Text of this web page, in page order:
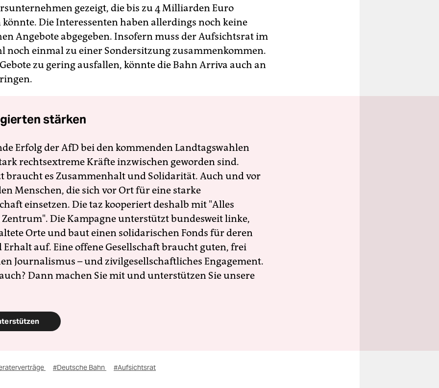
gezeigt, die bis zu 4 Milliarden Euro
Die Interessenten haben allerdings noch keine
Angebote abgegeben. Insofern muss der Aufsichtsrat im
noch einmal zu einer Sondersitzung zusammenkommen.
zu gering ausfallen, könnte die Bahn Arriva auch an
stärken
Erfolg der AfD bei den kommenden Landtagswahlen
rechtsextreme Kräfte inzwischen geworden sind.
braucht es Zusammenhalt und Solidarität. Auch und vor
Menschen, die sich vor Ort für eine starke
einsetzen. Die taz kooperiert deshalb mit "Alles
Die Kampagne unterstützt bundesweit linke,
Orte und baut einen solidarischen Fonds für deren
Erhalt auf. Eine offene Gesellschaft braucht guten, frei
Journalismus – und zivilgesellschaftliches Engagement.
Dann machen Sie mit und unterstützen Sie unsere
#Deutsche Bahn #Aufsichtsrat